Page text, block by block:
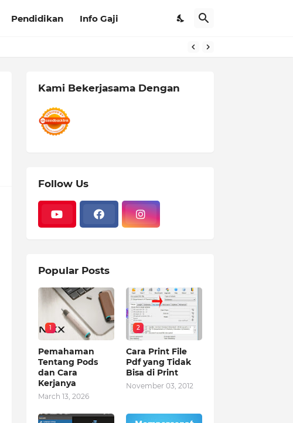
Pendidikan Info Gaji
Kami Bekerjasama Dengan
Follow Us
Popular Posts
1
Pemahaman
Tentang Pods
dan Cara
Kerjanya
March 13, 2026
2
Cara Print File
Pdf yang Tidak
Bisa di Print
November 03, 2012